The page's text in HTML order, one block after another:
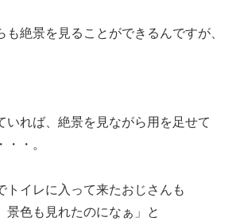
も絶景を見ることができるんですが、
いれば、絶景を見ながら用を足せて
・。
トイレに入って来たおじさんも
景色も見れたのになぁ」と